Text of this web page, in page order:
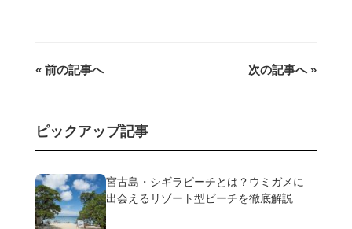
« 前の記事へ 次の記事へ »
ピックアップ記事
宮古島・シギラビーチとは？ウミガメに
出会えるリゾート型ビーチを徹底解説